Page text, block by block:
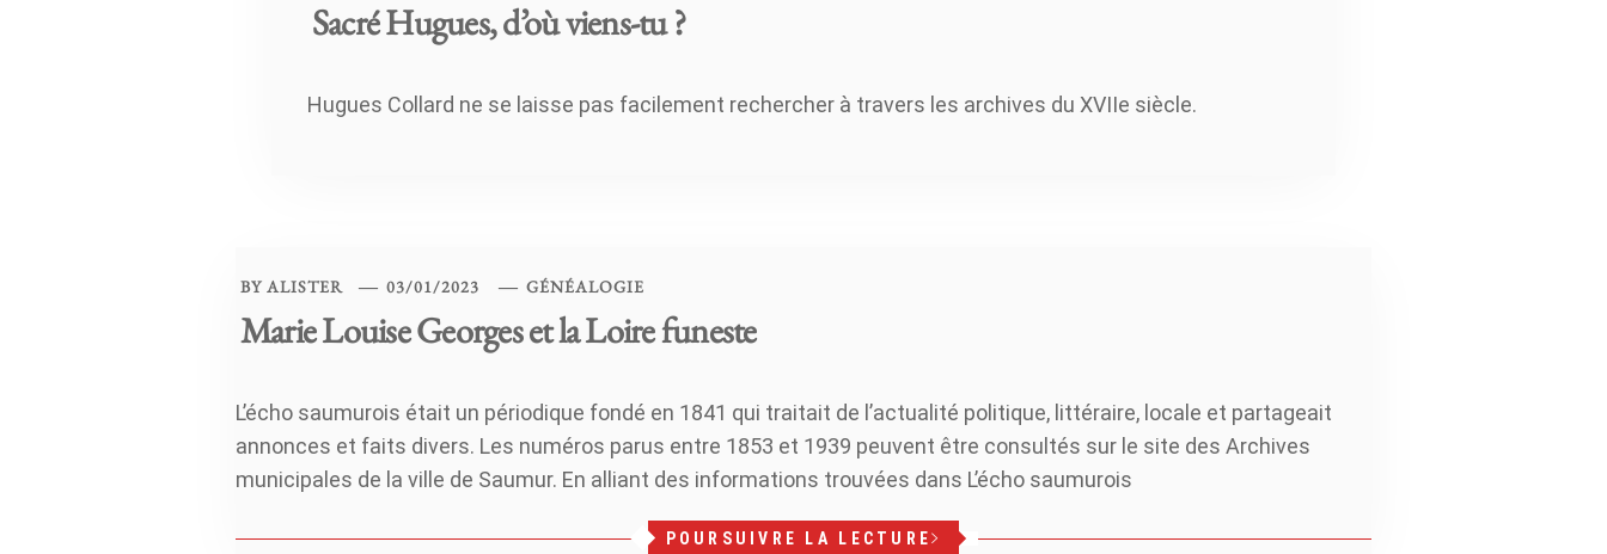
Sacré Hugues, d’où viens-tu ?
Hugues Collard ne se laisse pas facilement rechercher à travers les archives du XVIIe siècle.
BY ALISTER 03/01/2023 GÉNÉALOGIE
Marie Louise Georges et la Loire funeste
L’écho saumurois était un périodique fondé en 1841 qui traitait de l’actualité politique, littéraire, locale et partageait
annonces et faits divers. Les numéros parus entre 1853 et 1939 peuvent être consultés sur le site des Archives
municipales de la ville de Saumur. En alliant des informations trouvées dans L’écho saumurois
POURSUIVRE LA LECTURE